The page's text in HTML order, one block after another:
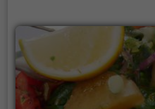
Dazu gibt es eine
Cocktails und
ein, sich
Restaurant 47 zu genießen.